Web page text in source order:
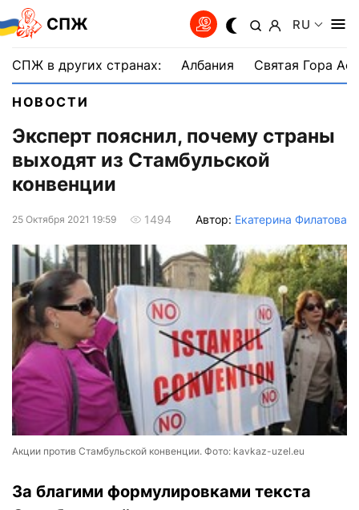
СПЖ RU
СПЖ в других странах: Албания Святая Гора
НОВОСТИ
Эксперт пояснил, почему страны
выходят из Стамбульской
конвенции
25 Октября 2021 19:59 1494 Автор: Екатерина Филатова
Акции против Стамбульской конвенции. Фото: kavkaz-uzel.eu
За благими формулировками текста